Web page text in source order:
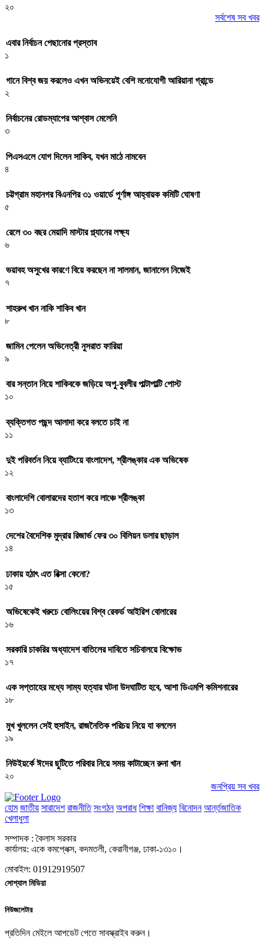
২০
সর্বশেষ সব খবর
এবার নির্বাচন পেছানোর প্রস্তাব
১
গানে বিশ্ব জয় করলেও এখন অভিনয়েই বেশি মনোযোগী আরিয়ানা গ্রান্ডে
২
নির্বাচনের রোডম্যাপের আশ্বাস মেলেনি
৩
পিএসএলে যোগ দিলেন সাকিব, যখন মাঠে নামবেন
৪
চট্টগ্রাম মহানগর বিএনপির ৩১ ওয়ার্ডে পূর্ণাঙ্গ আহ্বায়ক কমিটি ঘোষণা
৫
রেলে ৩০ বছর মেয়াদি মাস্টার প্ল্যানের লক্ষ্য
৬
ভয়াবহ অসুখের কারণে বিয়ে করছেন না সালমান, জানালেন নিজেই
৭
শাহরুখ খান নাকি শাকিব খান
৮
জামিন পেলেন অভিনেত্রী নুসরাত ফারিয়া
৯
বার সন্তান নিয়ে শাকিবকে জড়িয়ে অপু-বুবলীর পাল্টাপাল্টি পোস্ট
১০
ব্যক্তিগত পছন্দ আলাদা করে বলতে চাই না
১১
দুই পরিবর্তন নিয়ে ব্যাটিংয়ে বাংলাদেশ, শ্রীলঙ্কার এক অভিষেক
১২
বাংলাদেশি বোলারদের হতাশ করে লাঞ্চে শ্রীলঙ্কা
১৩
দেশের বৈদেশিক মুদ্রার রিজার্ভ ফের ৩০ বিলিয়ন ডলার ছাড়াল
১৪
ঢাকায় হঠাৎ এত রিক্সা কেনো?
১৫
অভিষেকেই খরুচে বোলিংয়ের বিশ্ব রেকর্ড আইরিশ বোলারের
১৬
সরকারি চাকরির অধ্যাদেশ বাতিলের দাবিতে সচিবালয়ে বিক্ষোভ
১৭
এক সপ্তাহের মধ্যে সাম্য হত্যার ঘটনা উদঘাটিত হবে, আশা ডিএমপি কমিশনারের
১৮
মুখ খুললেন সেই হুসাইন, রাজনৈতিক পরিচয় নিয়ে যা বললেন
১৯
নিউইয়র্কে ঈদের ছুটিতে পরিবার নিয়ে সময় কাটাচ্ছেন রুনা খান
২০
জনপ্রিয় সব খবর
হোম জাতীয় সারাদেশ রাজনীতি সংগঠন অপরাধ শিক্ষা বানিজ্য বিনোদন আর্ন্তজাতিক
খেলাধুলা
সম্পাদক : কৈলাস সরকার
কার্যালয়: একে কমপ্লেক্স, কদমতলী, কেরানীগঞ্জ, ঢাকা-১৩১০।
মোবাইল: 01912919507
সোশ্যাল মিডিয়া
নিউজলেটার
প্রতিদিন মেইলে আপডেট পেতে সাবস্ক্রাইব করুন।